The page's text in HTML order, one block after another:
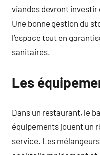
viandes devront investir
Une bonne gestion du
l’espace tout en
sanitaires.
Les
Dans un restaurant, le
équipements jouent un
service. Les